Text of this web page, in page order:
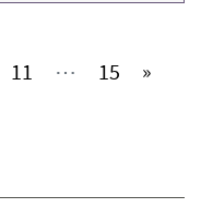
(aktiv)
11 (aktiv)
⋯ 15 (aktiv)
»